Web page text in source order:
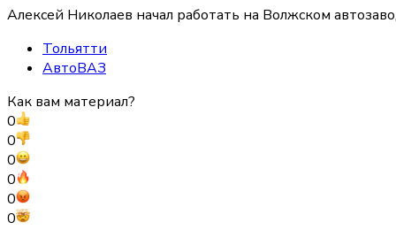
Алексей Николаев начал работать на Волжском
Тольятти
АвтоВАЗ
Как вам материал?
0
0
0
0
0
0